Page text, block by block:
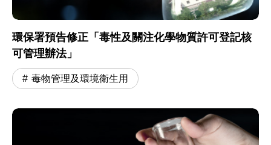
環保署預告修正「毒性及關注化學物質許可登記核
可管理辦法」
毒物管理及環境衛生用